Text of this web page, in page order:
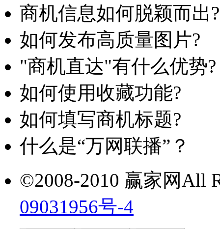
商机信息如何脱颖而出?
如何发布高质量图片?
"商机直达"有什么优势?
如何使用收藏功能?
如何填写商机标题?
什么是“万网联播”？
©2008-2010 赢家网All
09031956号-4